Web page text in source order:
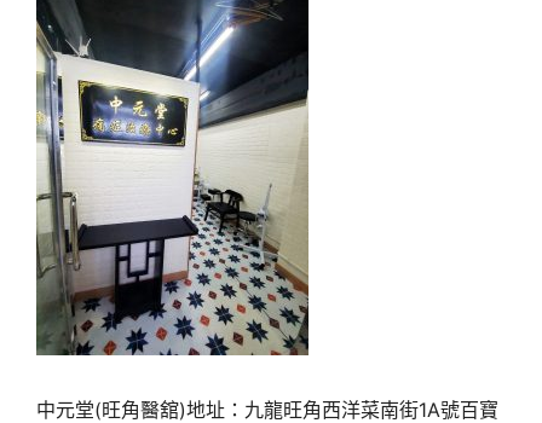
中元堂(旺角醫舘)地址：九龍旺角西洋菜南街1A號百寶